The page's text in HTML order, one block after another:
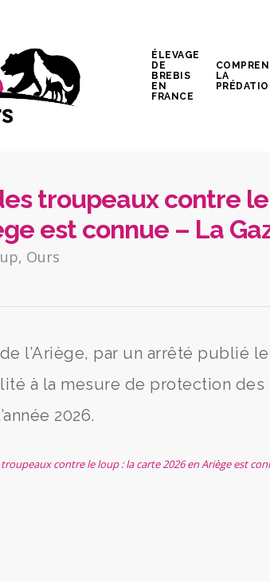
ÉLEVAGE
DE
BREBIS
EN
FRANCE
LA
troupeaux contre
est connue – La
, Ours
l’Ariège, par un arrêté publié
à la mesure de protection
2026.
contre le loup : la carte 2026 en Ariège est